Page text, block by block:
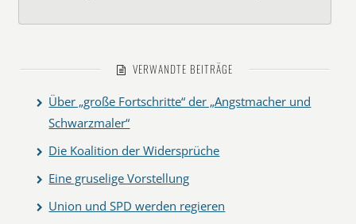
VERWANDTE BEITRÄGE
Über „große Fortschritte“ der „Angstmacher und
Schwarzmaler“
Die Koalition der Widersprüche
Eine gruselige Vorstellung
Union und SPD werden regieren